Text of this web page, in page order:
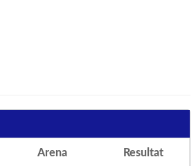
Arena Resultat